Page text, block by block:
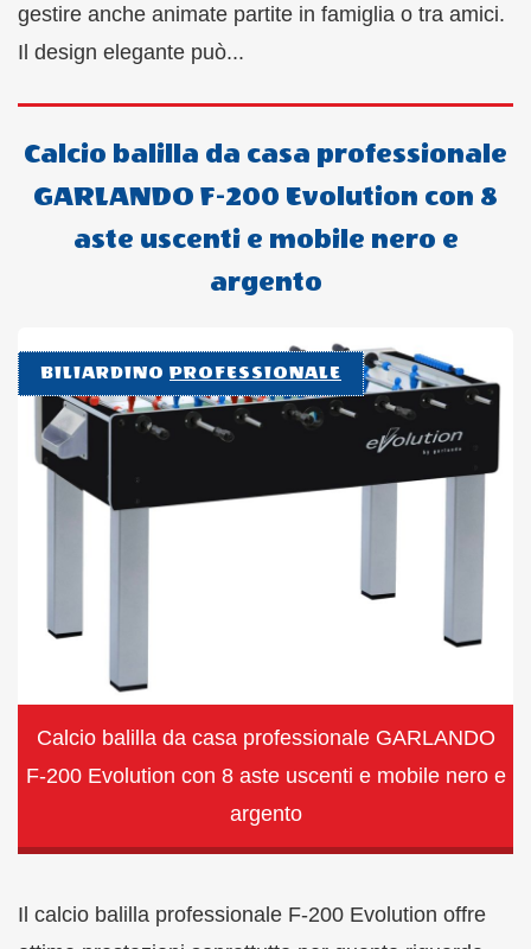
gestire anche animate partite in famiglia o tra amici.
Il design elegante può...
Calcio balilla da casa professionale
GARLANDO F-200 Evolution con 8
aste uscenti e mobile nero e
argento
BILIARDINO PROFESSIONALE
Calcio balilla da casa professionale GARLANDO
F-200 Evolution con 8 aste uscenti e mobile nero e
argento
Il calcio balilla professionale F-200 Evolution offre